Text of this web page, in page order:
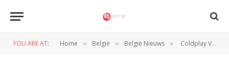
YOU ARE AT: Home » België » België Nieuws » Coldplay Verrast met Live-Album ‘Live in Europe 2023’